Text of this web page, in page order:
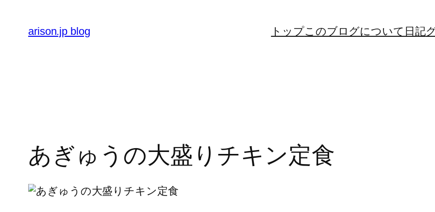
arison.jp blog トップこのブログについて 日記
あぎゅうの大盛りチキン定食